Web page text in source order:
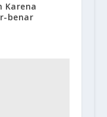
Karena
benar